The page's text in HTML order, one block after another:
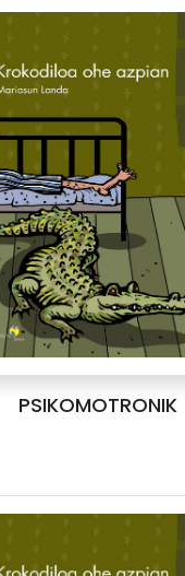
PSIKOMOTRONIK